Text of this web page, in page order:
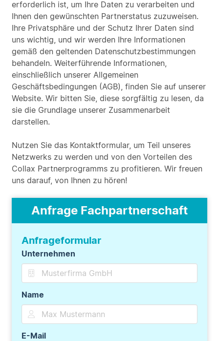
erforderlich ist, um Ihre Daten zu verarbeiten und
Ihnen den gewünschten Partnerstatus zuzuweisen.
Ihre Privatsphäre und der Schutz Ihrer Daten sind
uns wichtig, und wir werden Ihre Informationen
gemäß den geltenden Datenschutzbestimmungen
behandeln. Weiterführende Informationen,
einschließlich unserer Allgemeinen
Geschäftsbedingungen (AGB), finden Sie auf unserer
Website. Wir bitten Sie, diese sorgfältig zu lesen, da
sie die Grundlage unserer Zusammenarbeit
darstellen.
Nutzen Sie das Kontaktformular, um Teil unseres
Netzwerks zu werden und von den Vorteilen des
Collax Partnerprogramms zu profitieren. Wir freuen
uns darauf, von Ihnen zu hören!
Anfrage Fachpartnerschaft
Anfrageformular
Unternehmen
Name
E-Mail